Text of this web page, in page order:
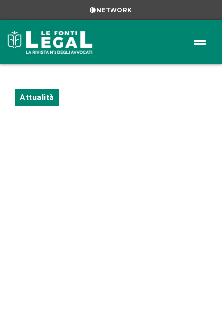
NETWORK
Attualità